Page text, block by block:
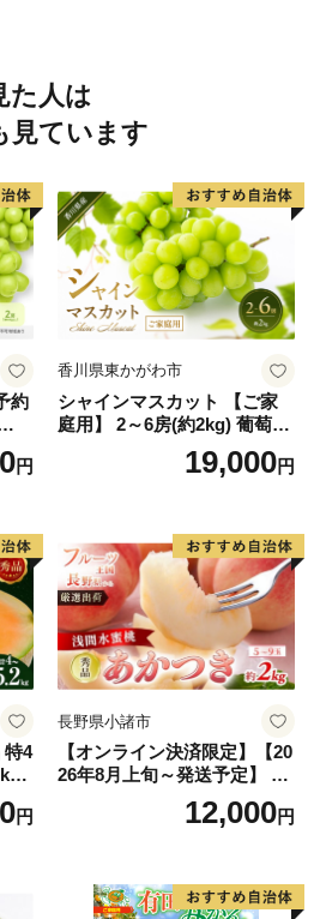
た人は
見ています
約
円
香川県東かがわ市
シャインマスカット 【ご家
庭用】 2～6房(約2kg) 葡萄 ぶ
どう ブドウ フルーツ 果物 く
だもの 果実 旬の果物 旬のフ
19,000円
特4
く
円
長野県小諸市
【オンライン決済限定】【20
26年8月上旬～発送予定】 先
行予約 「浅間水蜜桃プレミ
アム」 もも あかつき 秀品 約
果肉 長野県産 小諸市
12,000円